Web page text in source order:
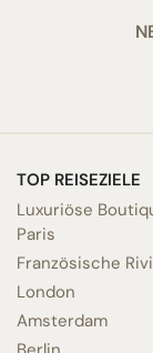
TOP REISEZIELE
Luxuriöse
Paris
Französische
London
Amsterdam